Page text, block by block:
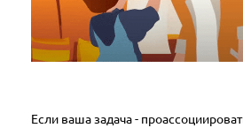
Если ваша задача -